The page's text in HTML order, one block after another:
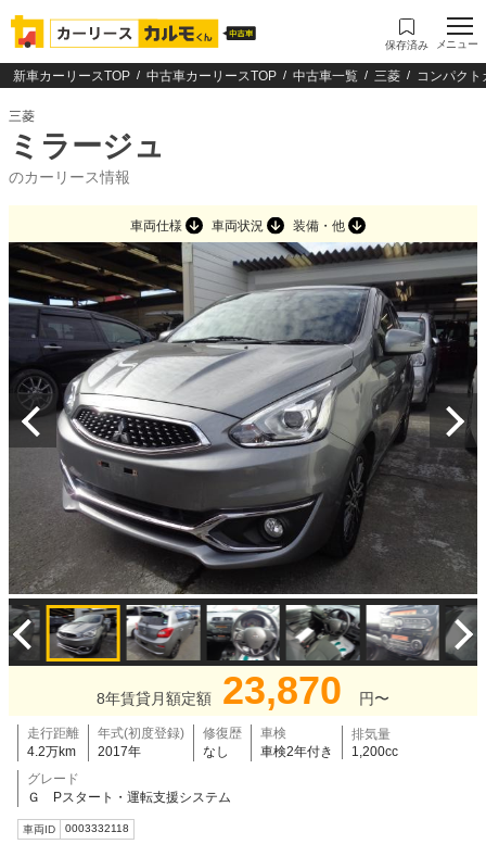
保存済み メニュー
新車カーリースTOP 中古車カーリースTOP 中古車一覧 三菱 コンパクト
三菱
ミラージュ
のカーリース情報
車両仕様 車両状況 装備・他
8年賃貸月額定額 23,870 円〜
走行距離
4.2万km
年式(初度登録)
2017年
修復歴
なし
車検
車検2年付き
排気量
1,200cc
グレード
Ｇ Pスタート・運転支援システム
車両ID 0003332118